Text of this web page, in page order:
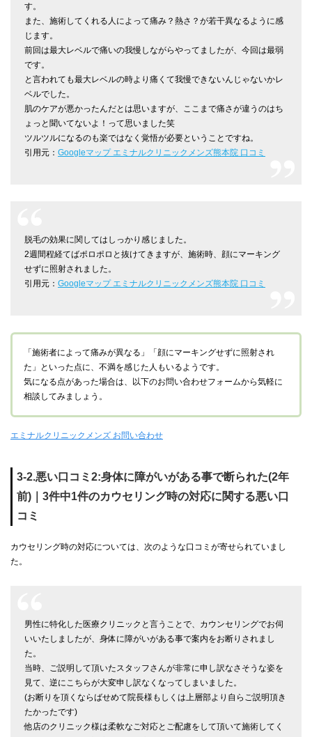
す。
また、施術してくれる人によって痛み？熱さ？が若干異なるように感
じます。
前回は最大レベルで痛いの我慢しながらやってましたが、今回は最弱
です。
と言われても最大レベルの時より痛くて我慢できないんじゃないかレ
ベルでした。
肌のケアが悪かったんだとは思いますが、ここまで痛さが違うのはち
ょっと聞いてないよ！って思いました笑
ツルツルになるのも楽ではなく覚悟が必要ということですね。
引用元： Googleマップ エミナルクリニックメンズ熊本院 口コミ
脱毛の効果に関してはしっかり感じました。
2週間程経てばポロポロと抜けてきますが、施術時、顔にマーキング
せずに照射されました。
引用元： Googleマップ エミナルクリニックメンズ熊本院 口コミ
「施術者によって痛みが異なる」「顔にマーキングせずに照射され
た」といった点に、不満を感じた人もいるようです。
気になる点があった場合は、以下のお問い合わせフォームから気軽に
相談してみましょう。
エミナルクリニックメンズ お問い合わせ
3-2.悪い口コミ2:身体に障がいがある事で断られた(2年
前)｜3件中1件のカウセリング時の対応に関する悪い口
コミ
カウセリング時の対応については、次のような口コミが寄せられていまし
た。
男性に特化した医療クリニックと言うことで、カウンセリングでお伺
いいたしましたが、身体に障がいがある事で案内をお断りされまし
た。
当時、ご説明して頂いたスタッフさんが非常に申し訳なさそうな姿を
見て、逆にこちらが大変申し訳なくなってしまいました。
(お断りを頂くならばせめて院長様もしくは上層部より自らご説明頂き
たかったです)
他店のクリニック様は柔軟なご対応とご配慮をして頂いて施術してく